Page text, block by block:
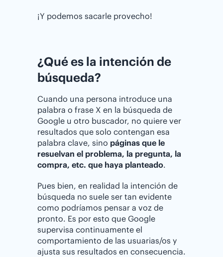
¡Y podemos sacarle provecho!
¿Qué es la intención de
búsqueda?
Cuando una persona introduce una
palabra o frase X en la búsqueda de
Google u otro buscador, no quiere ver
resultados que solo contengan esa
palabra clave, sino páginas que le
resuelvan el problema, la pregunta, la
compra, etc. que haya planteado.
Pues bien, en realidad la intención de
búsqueda no suele ser tan evidente
como podríamos pensar a voz de
pronto. Es por esto que Google
supervisa continuamente el
comportamiento de las usuarias/os y
ajusta sus resultados en consecuencia.